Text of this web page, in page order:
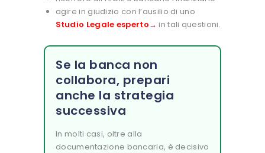
agire in giudizio con l’ausilio di uno
Studio Legale esperto→ in tali questioni.
Se la banca non
collabora, prepari
anche la strategia
successiva
In molti casi, oltre alla
documentazione bancaria, è decisivo